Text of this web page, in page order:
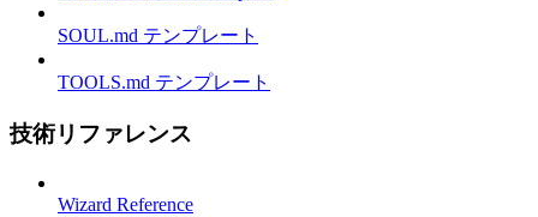
SOUL.md テンプレート
TOOLS.md テンプレート
技術リファレンス
Wizard Reference